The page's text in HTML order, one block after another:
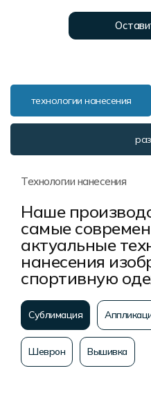
технологии нанесения
Технологии нанесения
Наше
самые
актуальные
нанесения
спортивную
Сублимация
Шеврон Вышивка
Форма в наличии
Распродажа
Реквизиты
Система скидок и
Пользовательское